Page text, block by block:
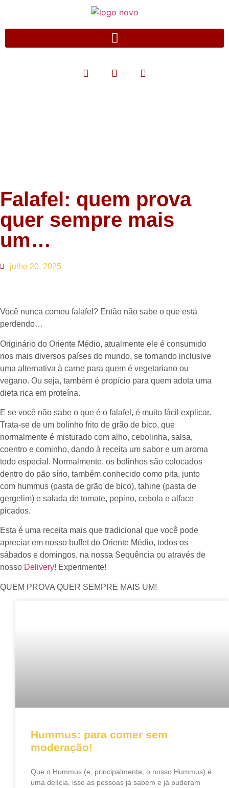
Falafel: quem prova
quer sempre mais
um…
julho 20, 2025
Você nunca comeu falafel? Então não sabe o que está
perdendo…
Originário do Oriente Médio, atualmente ele é consumido
nos mais diversos países do mundo, se tornando inclusive
uma alternativa à carne para quem é vegetariano ou
vegano. Ou seja, também é propício para quem adota uma
dieta rica em proteína.
E se você não sabe o que é o falafel, é muito fácil explicar.
Trata-se de um bolinho frito de grão de bico, que
normalmente é misturado com alho, cebolinha, salsa,
coentro e cominho, dando à receita um sabor e um aroma
todo especial. Normalmente, os bolinhos são colocados
dentro do pão sírio, também conhecido como pita, junto
com hummus (pasta de grão de bico), tahine (pasta de
gergelim) e salada de tomate, pepino, cebola e alface
picados.
Esta é uma receita mais que tradicional que você pode
apreciar em nosso buffet do Oriente Médio, todos os
sábados e domingos, na nossa Sequência ou através de
nosso Delivery! Experimente!
QUEM PROVA QUER SEMPRE MAIS UM!
Hummus: para comer sem
moderação!
Que o Hummus (e, principalmente, o nosso Hummus) é
uma delícia, isso as pessoas já sabem e já puderam